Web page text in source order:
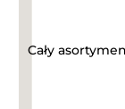
Cały